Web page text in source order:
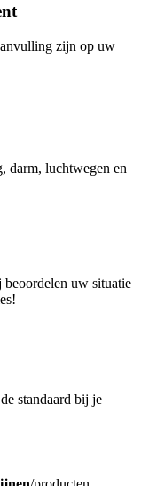
zijn op uw
darm, luchtwegen en
uw situatie
standaard bij je